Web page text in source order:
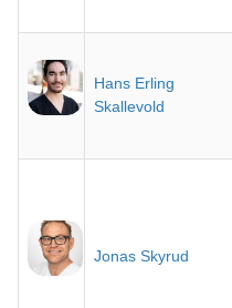
Hans Erling
Skallevold
Jonas Skyrud